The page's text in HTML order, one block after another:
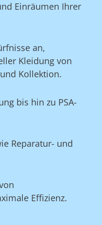
Einräumen Ihrer
an,
Kleidung von
Kollektion.
bis hin zu PSA-
Reparatur- und
Effizienz.